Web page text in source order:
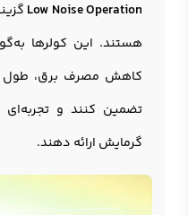
Low Noise Operation
هستند. این کولرها
کاهش مصرف برق، طول
تضمین کنند و
گرمایش ارائه دهند.